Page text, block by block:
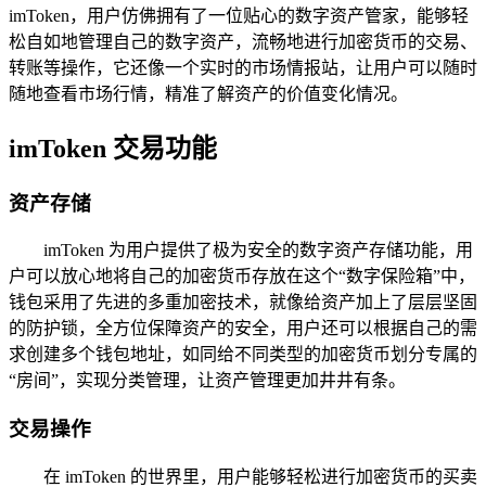
imToken，用户仿佛拥有了一位贴心的数字资产管家，能够轻
松自如地管理自己的数字资产，流畅地进行加密货币的交易、
转账等操作，它还像一个实时的市场情报站，让用户可以随时
随地查看市场行情，精准了解资产的价值变化情况。
imToken 交易功能
资产存储
imToken 为用户提供了极为安全的数字资产存储功能，用
户可以放心地将自己的加密货币存放在这个“数字保险箱”中，
钱包采用了先进的多重加密技术，就像给资产加上了层层坚固
的防护锁，全方位保障资产的安全，用户还可以根据自己的需
求创建多个钱包地址，如同给不同类型的加密货币划分专属的
“房间”，实现分类管理，让资产管理更加井井有条。
交易操作
在 imToken 的世界里，用户能够轻松进行加密货币的买卖